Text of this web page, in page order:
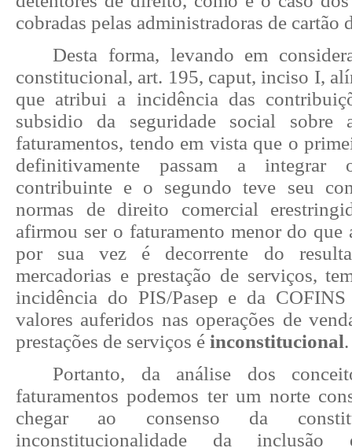
cobradas pelas administradoras de cartão
Desta forma, levando em
constitucional, art. 195, caput, inciso I,
que atribui a incidência das
subsidio da seguridade social sobre
faturamentos, tendo em vista que o
definitivamente passam a
contribuinte e o segundo teve seu
normas de direito comercial e
afirmou ser o faturamento menor do que
por sua vez é decorrente do
mercadorias e prestação de serviços,
incidência do PIS/Pasep e da
valores auferidos nas operações de
prestações de serviços é inconstitucional.
Portanto, da análise dos
faturamentos podemos ter um norte
chegar ao consenso da
inconstitucionalidade da